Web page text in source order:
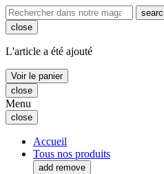
close
L'article a été ajouté
Voir le panier
close
Menu
close
Accueil
Tous nos produits
add remove